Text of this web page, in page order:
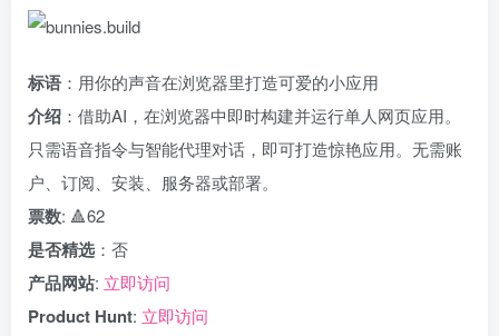
标语 ：用你的声音在浏览器里打造可爱的小应用
介绍 ：借助AI，在浏览器中即时构建并运行单人网页应用。
只需语音指令与智能代理对话，即可打造惊艳应用。无需账
户、订阅、安装、服务器或部署。
票数: 🔺62
是否精选 ：否
产品网站: 立即访问
Product Hunt: 立即访问